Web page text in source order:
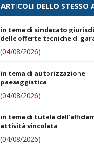
ARTICOLI DELLO STESSO
in tema di sindacato
delle offerte tecniche di
(04/08/2026)
in tema di autorizzazione
paesaggistica
(04/08/2026)
in tema di tutela
attività vincolata
(04/08/2026)